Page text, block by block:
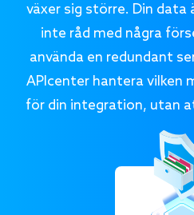
växer sig större. Din data
inte råd med några
använda en redundant
APIcenter hantera vilken
för din integration, utan